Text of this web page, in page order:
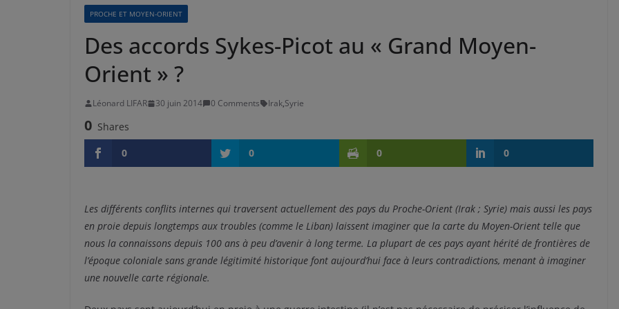
PROCHE ET MOYEN-ORIENT
Des accords Sykes-Picot au « Grand Moyen-
Orient » ?
Léonard LIFAR 30 juin 2014 0 Comments Irak,Syrie
0 Shares
0
0 0 0
Les différents conflits internes qui traversent actuellement des pays du Proche-Orient (Irak ; Syrie) mais aussi les pays
en proie depuis longtemps aux troubles (comme le Liban) laissent imaginer que la carte du Moyen-Orient telle que
nous la connaissons depuis 100 ans à peu d’avenir à long terme. La plupart de ces pays ayant hérité de frontières de
l’époque coloniale sans grande légitimité historique font aujourd’hui face à leurs contradictions, menant à imaginer
une nouvelle carte régionale.